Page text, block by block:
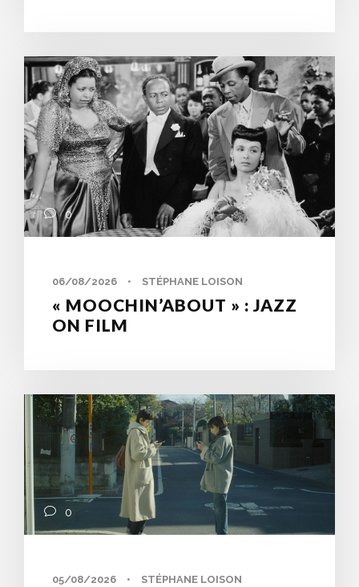
0
06/08/2026 • STÉPHANE LOISON
« MOOCHIN’ABOUT » : JAZZ
ON FILM
0
05/08/2026 • STÉPHANE LOISON